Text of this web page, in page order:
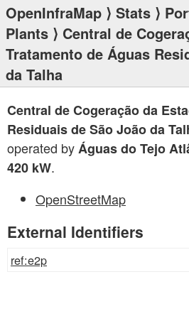
OpenInfraMap ⟩ Stats ⟩
Plants ⟩ Central de
Tratamento de Águas
da Talha
Central de Cogeração da
Residuais de São João da
operated byÁguas do Tejo
420 kW.
OpenStreetMap
External Identifiers
ref:e2p